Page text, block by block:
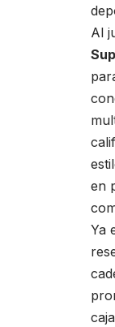
Al
en
Ya